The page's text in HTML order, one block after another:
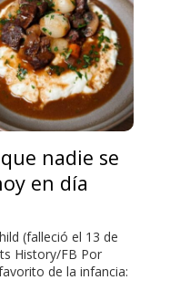
nadie se
en día
(falleció el 13 de
History/FB Por
de la infancia: